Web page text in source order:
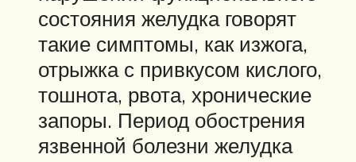
состояния желудка говорят
такие симптомы, как изжога,
отрыжка с привкусом кислого,
тошнота, рвота, хронические
запоры. Период обострения
язвенной болезни желудка